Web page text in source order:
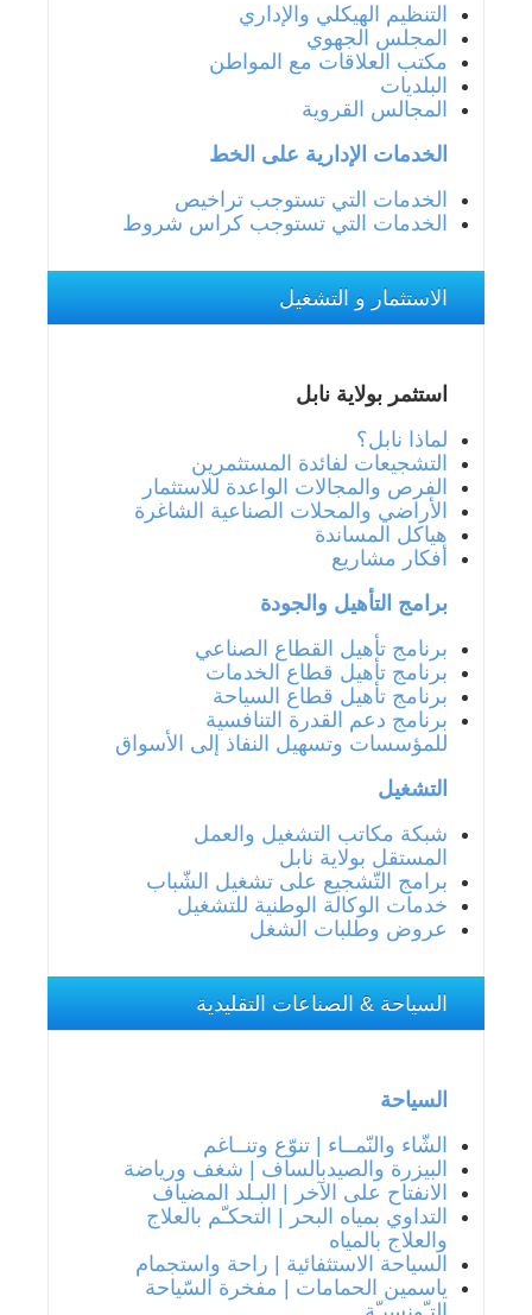
التنظيم الهيكلي والإداري
المجلس الجهوي
مكتب العلاقات مع المواطن
البلديات
المجالس القروية
الخدمات الإدارية على الخط
الخدمات التي تستوجب تراخيص
الخدمات التي تستوجب كراس شروط
الاستثمار و التشغيل
استثمر بولاية نابل
لماذا نابل؟
التشجيعات لفائدة المستثمرين
الفرص والمجالات الواعدة للاستثمار
الأراضي والمحلات الصناعية الشاغرة
هياكل المساندة
أفكار مشاريع
برامج التأهيل والجودة
برنامج تأهيل القطاع الصناعي
برنامج تأهيل قطاع الخدمات
برنامج تأهيل قطاع السياحة
برنامج دعم القدرة التنافسية
للمؤسسات وتسهيل النفاذ إلى الأسواق
التشغيل
شبكة مكاتب التشغيل والعمل
المستقل بولاية نابل
برامج التّشجيع على تشغيل الشّباب
خدمات الوكالة الوطنية للتشغيل
عروض وطلبات الشغل
السياحة & الصناعات التقليدية
السياحة
الشّاء والنّمــاء | تنوّع وتنــاغم
البيزرة والصيدبالساف | شغف ورياضة
الانفتاح على الآخر | البـلد المضياف
التداوي بمياه البحر | التحكـّم بالعلاج
والعلاج بالمياه
السياحة الاستثفائية | راحة واستجمام
ياسمين الحمامات | مفخرة السّياحة